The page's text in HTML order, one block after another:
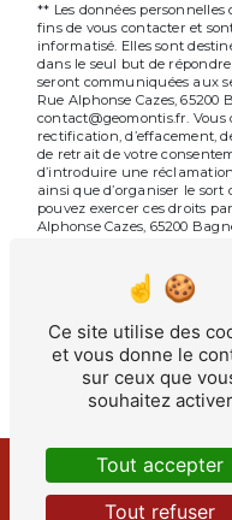
** Les données
fins de vous contacter et
informatisé. Elles sont
dans le seul but de répondre
seront communiquées aux
Rue Alphonse Cazes, 65200
contact@geomontis.fr. Vous
rectification, d’effacement,
de retrait de votre
d’introduire une
ainsi que d’organiser le sort
pouvez exercer ces droits
Alphonse Cazes, 65200
électronique à l'adresse
d'identité pourra vous être
pendant la période de
prescription légale aux fins
contentieux. Vous avez le
d'opposition au
adresse:
Bloctel.gouv.fr.
d’informations sur vos droits.
Ce site utilise des
et vous donne le
sur ceux que
souhaitez activer
Tout accepter
Tout refuser